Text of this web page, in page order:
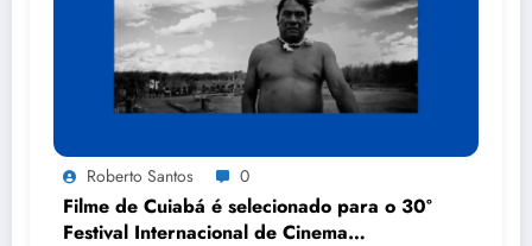
Roberto Santos 0
Filme de Cuiabá é selecionado para o 30º
Festival Internacional de Cinema